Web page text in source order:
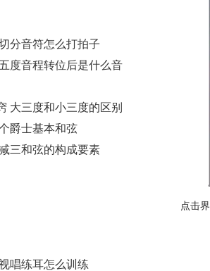
分音符怎么打拍子
度音程转位后是什么音
大三度和小三度的区别
爵士基本和弦
三和弦的构成要素
唱练耳怎么训练
点击